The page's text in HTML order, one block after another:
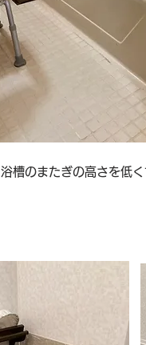
浴槽のまたぎの高さを低